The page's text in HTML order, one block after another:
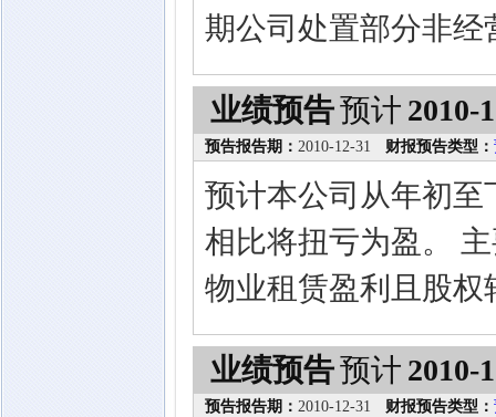
期公司处置部分非
业绩预告预计 2010-
预告报告期： 2010-12-31 财报预告类型：
预计本公司从年初
相比将扭亏为盈。
物业租赁盈利且股
业绩预告预计 2010-
预告报告期： 2010-12-31 财报预告类型：